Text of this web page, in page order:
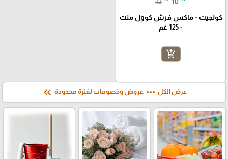
كولجيت - ماكس فرش كوول منت
- 125 غم
add_shopping_cart
عرض الكل more_horiz عروض وخصومات لفترة محدودة keyboard_double_arrow_left